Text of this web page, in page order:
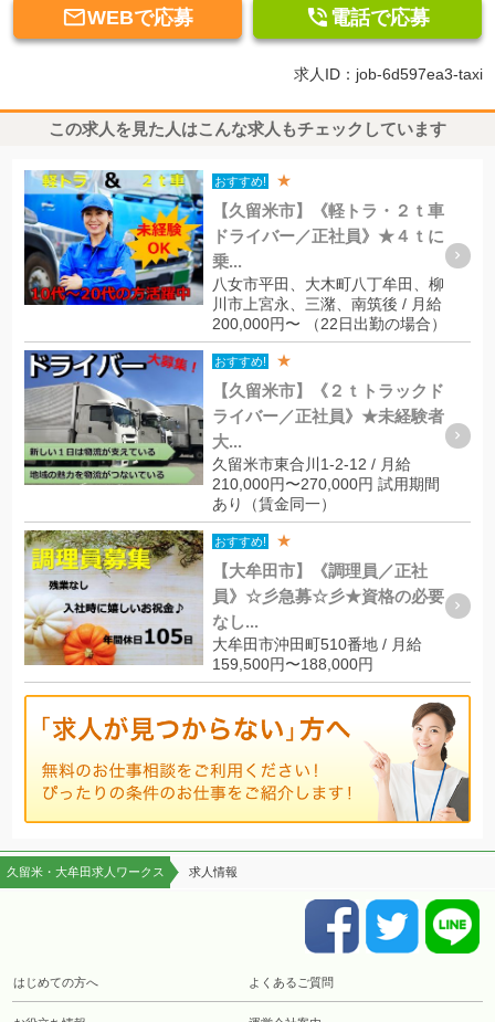
WEBで応募  電話で応募
求人ID：job-6d597ea3-taxi
この求人を見た人はこんな求人もチェックしています
おすすめ! ★
【久留米市】《軽トラ・２ｔ車
ドライバー／正社員》★４ｔに
乗...
八女市平田、大木町八丁牟田、柳
川市上宮永、三潴、南筑後 / 月給
200,000円〜 （22日出勤の場合）
おすすめ! ★
【久留米市】《２ｔトラックド
ライバー／正社員》★未経験者
大...
久留米市東合川1-2-12 / 月給
210,000円〜270,000円 試用期間
あり（賃金同一）
おすすめ! ★
【大牟田市】《調理員／正社
員》☆彡急募☆彡★資格の必要
なし...
大牟田市沖田町510番地 / 月給
159,500円〜188,000円
久留米・大牟田求人ワークス 求人情報
はじめての方へ よくあるご質問